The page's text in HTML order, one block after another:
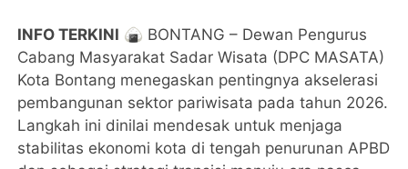
INFO TERKINI 🍙​ BONTANG – Dewan Pengurus
Cabang Masyarakat Sadar Wisata (DPC MASATA)
Kota Bontang menegaskan pentingnya akselerasi
pembangunan sektor pariwisata pada tahun 2026.
Langkah ini dinilai mendesak untuk menjaga
stabilitas ekonomi kota di tengah penurunan APBD